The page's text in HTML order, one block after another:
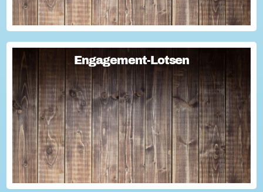
Engagement-Lotsen
Engagement-Lotsen
Engagement-Lotsen tragen zu einer lebendigen
Engagementkultur und damit zu einer höheren
Lebensqualität für sich und andere bei. Sie bringen ihre
Erfahrungen im bürgerschaftlichen Engagement ein und ü...